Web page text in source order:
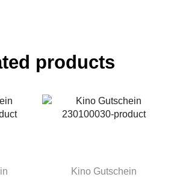
products
Kino Gutschein